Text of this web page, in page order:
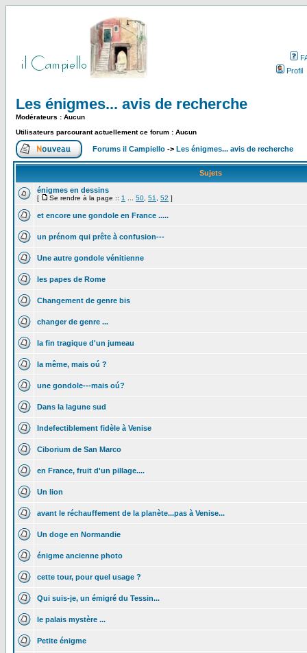
Profil
Les énigmes... avis de recherche
Modérateurs : Aucun
Utilisateurs parcourant actuellement ce forum : Aucun
Forums il Campiello -> Les énigmes... avis de recherche
Sujets
énigmes en dessins
[ Se rendre à la page :: 1 50 51 52 ]
et encore une gondole en France .....
un prénom qui prête à confusion---
Une autre gondole vénitienne
les papes de Rome
Changement de genre bis
changer de genre ...
la fin tragique d'un jumeau
la même, mais oú ?
une gondole---mais oú?
Dans la lagune sud
Indefectiblement fidèle à Venise
Ciborium de San Marco
en France, fruit d'un pillage....
Un lion
avant le réchauffement de la planète...pas à Venise...
Un doge en Normandie
énigme ancienne photo
cette tour, pour quel usage ?
Qui suis-je, un émigré du Tessin...
le palais mystère ...
Petite énigme